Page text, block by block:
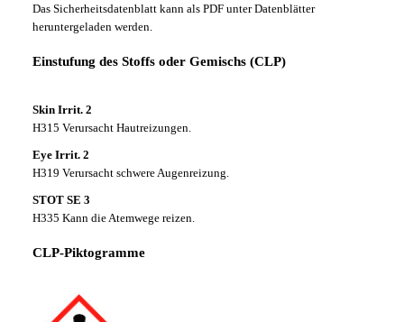
Das Sicherheitsdatenblatt kann als PDF unter Datenblätter
heruntergeladen werden.
Einstufung des Stoffs oder Gemischs (CLP)
Skin Irrit. 2
H315 Verursacht Hautreizungen.
Eye Irrit. 2
H319 Verursacht schwere Augenreizung.
STOT SE 3
H335 Kann die Atemwege reizen.
CLP-Piktogramme